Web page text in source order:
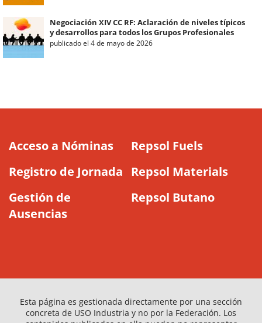
Negociación XIV CC RF: Aclaración de niveles típicos
y desarrollos para todos los Grupos Profesionales
publicado el 4 de mayo de 2026
Acceso a Nóminas
Registro de Jornada
Gestión de
Ausencias
Repsol Fuels
Repsol Materials
Repsol Butano
Esta página es gestionada directamente por una sección
concreta de USO Industria y no por la Federación. Los